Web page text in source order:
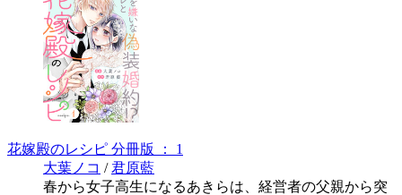
花嫁殿のレシピ 分冊版 ： 1
大葉ノコ /君原藍
春から女子高生になるあきらは、経営者の父親から突